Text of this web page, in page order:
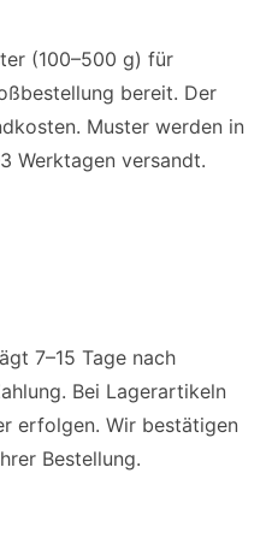
(100–500 g) für
bereit. Der
Muster werden in
Werktagen versandt.
7–15 Tage nach
Bei Lagerartikeln
erfolgen. Wir bestätigen
Bestellung.